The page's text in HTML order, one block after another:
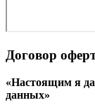
Договор
«Настоящим я
данных»